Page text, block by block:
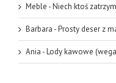
Meble -Niech ktoś
Barbara -Prosty deser z
Ania -Lody kawowe